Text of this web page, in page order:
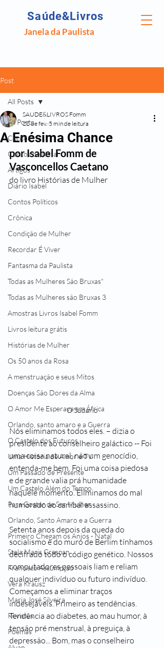
Saúde&Livros
Janela da Paulista
Post
All Posts
Contos
Contos de Natal
Artigos
Diário Isabel
Contos Políticos
Crônica
Condição de Mulher
Recordar É Viver
Fantasma da Paulista
Todas as Mulheres São Bruxas"
Todas as Mulheres são Bruxas 3
Amostras Livros Isabel Fomm
Livros leitura grátis
Histórias de Mulher
Os 50 anos da Rosa
A menstruação e seus Mitos
Doenças São Dores da Alma
O Amor Me Esperava em África
Orlando, santo amaro e a Guerra
O Castelo dos Futuros
Uma História de Amor e TV
Um Passado de Presente
Um Castelo Além do Tempo
Para Gostar de Ser Mulher
Orlando, Santo Amaro e a Guerra
Primeiro Chegam os Anjos - Natal
Stela Maris Grespan
Francisco Assumpção
Vera Krausz
Maria José Silveira
Revistas
Poemas
All Posts
A Enésima Chance
SAUDE&LIVROS Fomm
22 de fev. 5 min de leitura
por Isabel Fomm de
Vasconcellos Caetano
do livro Histórias de Mulher
O Sudário
Nós eliminamos todos eles. – dizia o
presidente ao conselheiro galáctico -- Foi
uma coisa natural, não um genocídio,
entenda-me bem. Foi uma coisa piedosa
e de grande valia prá humanidade
naquele momento. Eliminamos do mal
humorado ao canibal assassino.
Setenta anos depois da queda do
socialismo e do muro de Berlim tínhamos
decifrado todo o código genético. Nossos
computadores pessoais liam e reliam
qualquer indivíduo ou futuro indivíduo.
Começamos a eliminar traços
indesejáveis. Primeiro as tendências.
Tendência ao diabetes, ao mau humor, à
tensão pré menstrual, à preguiça, à
depressão... Bom, mas o conselheiro